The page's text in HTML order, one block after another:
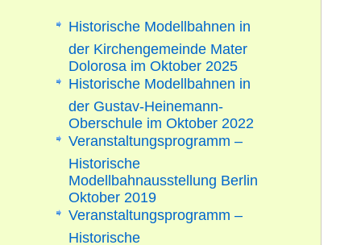
Historische Modellbahnen in
der Kirchengemeinde Mater
Dolorosa im Oktober 2025
Historische Modellbahnen in
der Gustav-Heinemann-
Oberschule im Oktober 2022
Veranstaltungsprogramm –
Historische
Modellbahnausstellung Berlin
Oktober 2019
Veranstaltungsprogramm –
Historische